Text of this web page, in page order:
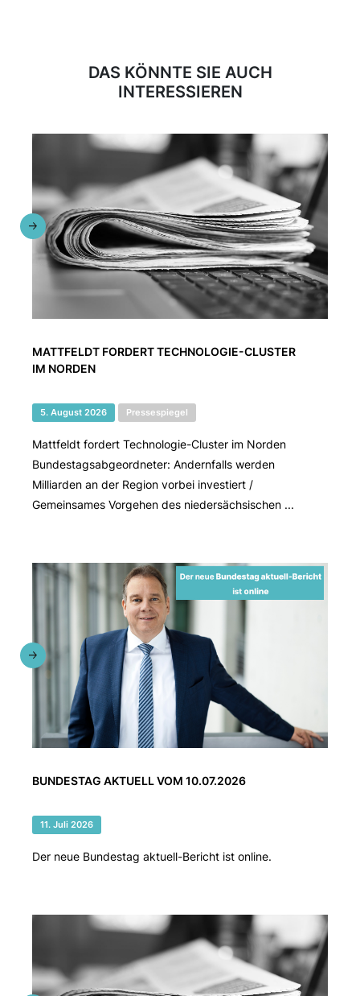
DAS KÖNNTE SIE AUCH
INTERESSIEREN
MATTFELDT FORDERT TECHNOLOGIE-CLUSTER
IM NORDEN
5. August 2026 Pressespiegel
Mattfeldt fordert Technologie-Cluster im Norden
Bundestagsabgeordneter: Andernfalls werden
Milliarden an der Region vorbei investiert /
Gemeinsames Vorgehen des niedersächsischen ...
BUNDESTAG AKTUELL VOM 10.07.2026
11. Juli 2026
Der neue Bundestag aktuell-Bericht ist online.